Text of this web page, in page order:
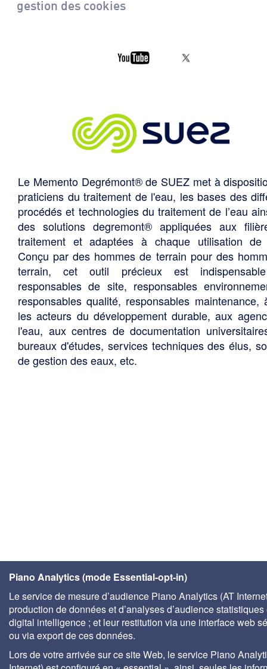
gestion des cookies
Le Memento Degrémont® de SUEZ met à
praticiens du traitement de l'eau, les bases des
procédés et technologies du traitement de l’eau
des solutions degremont® appliquées aux
traitement et adaptées à chaque utilisation de
Conçu par des hommes de terrain pour des
terrain, cet outil précieux est
responsables de site, responsables
responsables qualité, responsables maintenance,
les acteurs du développement durable, aux
l'eau, aux centres de documentation
bureaux d'études, services techniques des élus,
de gestion des eaux, etc.
Piano Analytics (mode Essential-opt-in)
Le service de mesure d’audience Piano Analytics (AT
production de données et d’analyses d’audience statistiques
digital intelligence ; et leur restitution via une interface web
ou via export de ces données.
Lors de votre arrivée sur ce site Web, le service Piano